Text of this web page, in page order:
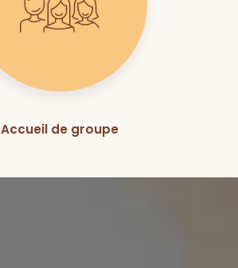
Accueil de groupe